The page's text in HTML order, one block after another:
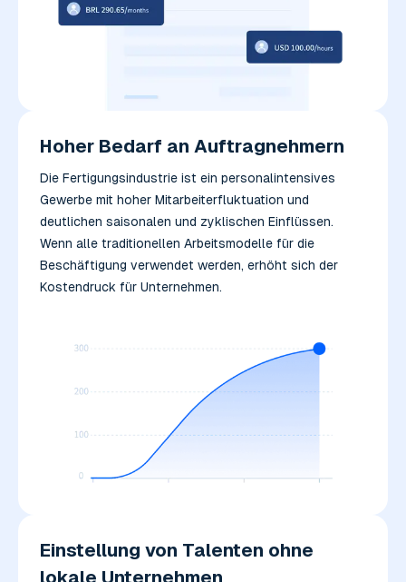
Hoher Bedarf an Auftragnehmern
Die Fertigungsindustrie ist ein personalintensives
Gewerbe mit hoher Mitarbeiterfluktuation und
deutlichen saisonalen und zyklischen Einflüssen.
Wenn alle traditionellen Arbeitsmodelle für die
Beschäftigung verwendet werden, erhöht sich der
Kostendruck für Unternehmen.
Einstellung von Talenten ohne
lokale Unternehmen